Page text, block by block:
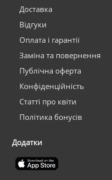
Доставка
Відгуки
Оплата і гарантії
Заміна та повернення
Публічна оферта
Конфіденційність
Статті про квіти
Політика бонусів
Додатки